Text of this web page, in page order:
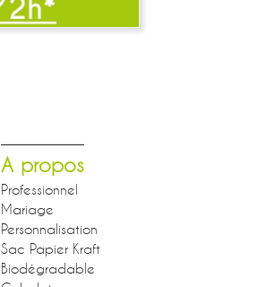
A propos
Professionnel
Mariage
Personnalisation
Sac Papier Kraft
Biodégradable